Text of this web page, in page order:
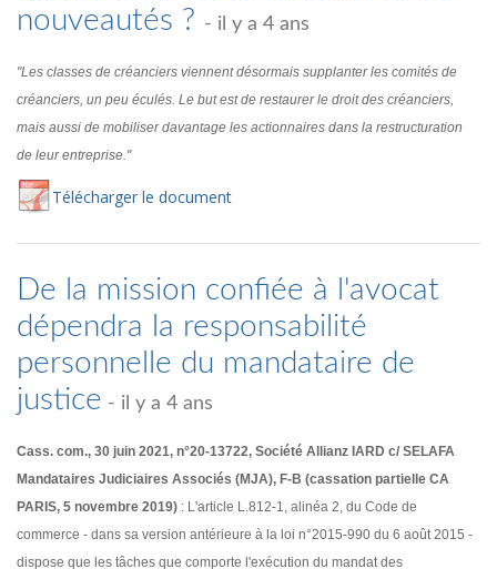
nouveautés ? - il y a 4 ans
"Les classes de créanciers viennent désormais supplanter les comités de
créanciers, un peu éculés. Le but est de restaurer le droit des créanciers,
mais aussi de mobiliser davantage les actionnaires dans la restructuration
de leur entreprise."
Télécharger le document
De la mission confiée à l'avocat
dépendra la responsabilité
personnelle du mandataire de
justice - il y a 4 ans
Cass. com., 30 juin 2021, n°20-13722, Société Allianz IARD c/ SELAFA
Mandataires Judiciaires Associés (MJA), F-B (cassation partielle CA
PARIS, 5 novembre 2019) : L'article L.812-1, alinéa 2, du Code de
commerce - dans sa version antérieure à la loi n°2015-990 du 6 août 2015 -
dispose que les tâches que comporte l'exécution du mandat des